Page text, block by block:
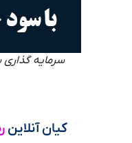
سرمایه گذاری با سود 40%
کیان آنلاین